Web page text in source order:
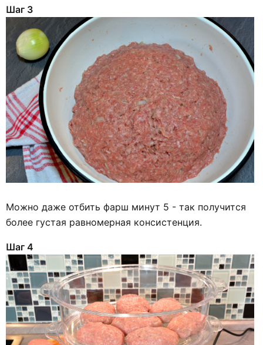
Шаг 3
Можно даже отбить фарш минут 5 - так получится
более густая равномерная консистенция.
Шаг 4